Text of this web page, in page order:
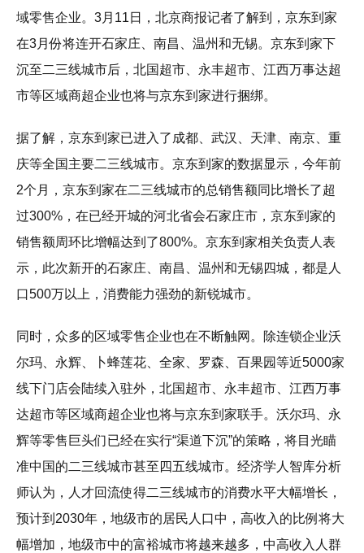
域零售企业。3月11日，北京商报记者了解到，京东到家
在3月份将连开石家庄、南昌、温州和无锡。京东到家下
沉至二三线城市后，北国超市、永丰超市、江西万事达超
市等区域商超企业也将与京东到家进行捆绑。
据了解，京东到家已进入了成都、武汉、天津、南京、重
庆等全国主要二三线城市。京东到家的数据显示，今年前
2个月，京东到家在二三线城市的总销售额同比增长了超
过300%，在已经开城的河北省会石家庄市，京东到家的
销售额周环比增幅达到了800%。京东到家相关负责人表
示，此次新开的石家庄、南昌、温州和无锡四城，都是人
口500万以上，消费能力强劲的新锐城市。
同时，众多的区域零售企业也在不断触网。除连锁企业沃
尔玛、永辉、卜蜂莲花、全家、罗森、百果园等近5000家
线下门店会陆续入驻外，北国超市、永丰超市、江西万事
达超市等区域商超企业也将与京东到家联手。沃尔玛、永
辉等零售巨头们已经在实行“渠道下沉”的策略，将目光瞄
准中国的二三线城市甚至四五线城市。经济学人智库分析
师认为，人才回流使得二三线城市的消费水平大幅增长，
预计到2030年，地级市的居民人口中，高收入的比例将大
幅增加，地级市中的富裕城市将越来越多，中高收入人群